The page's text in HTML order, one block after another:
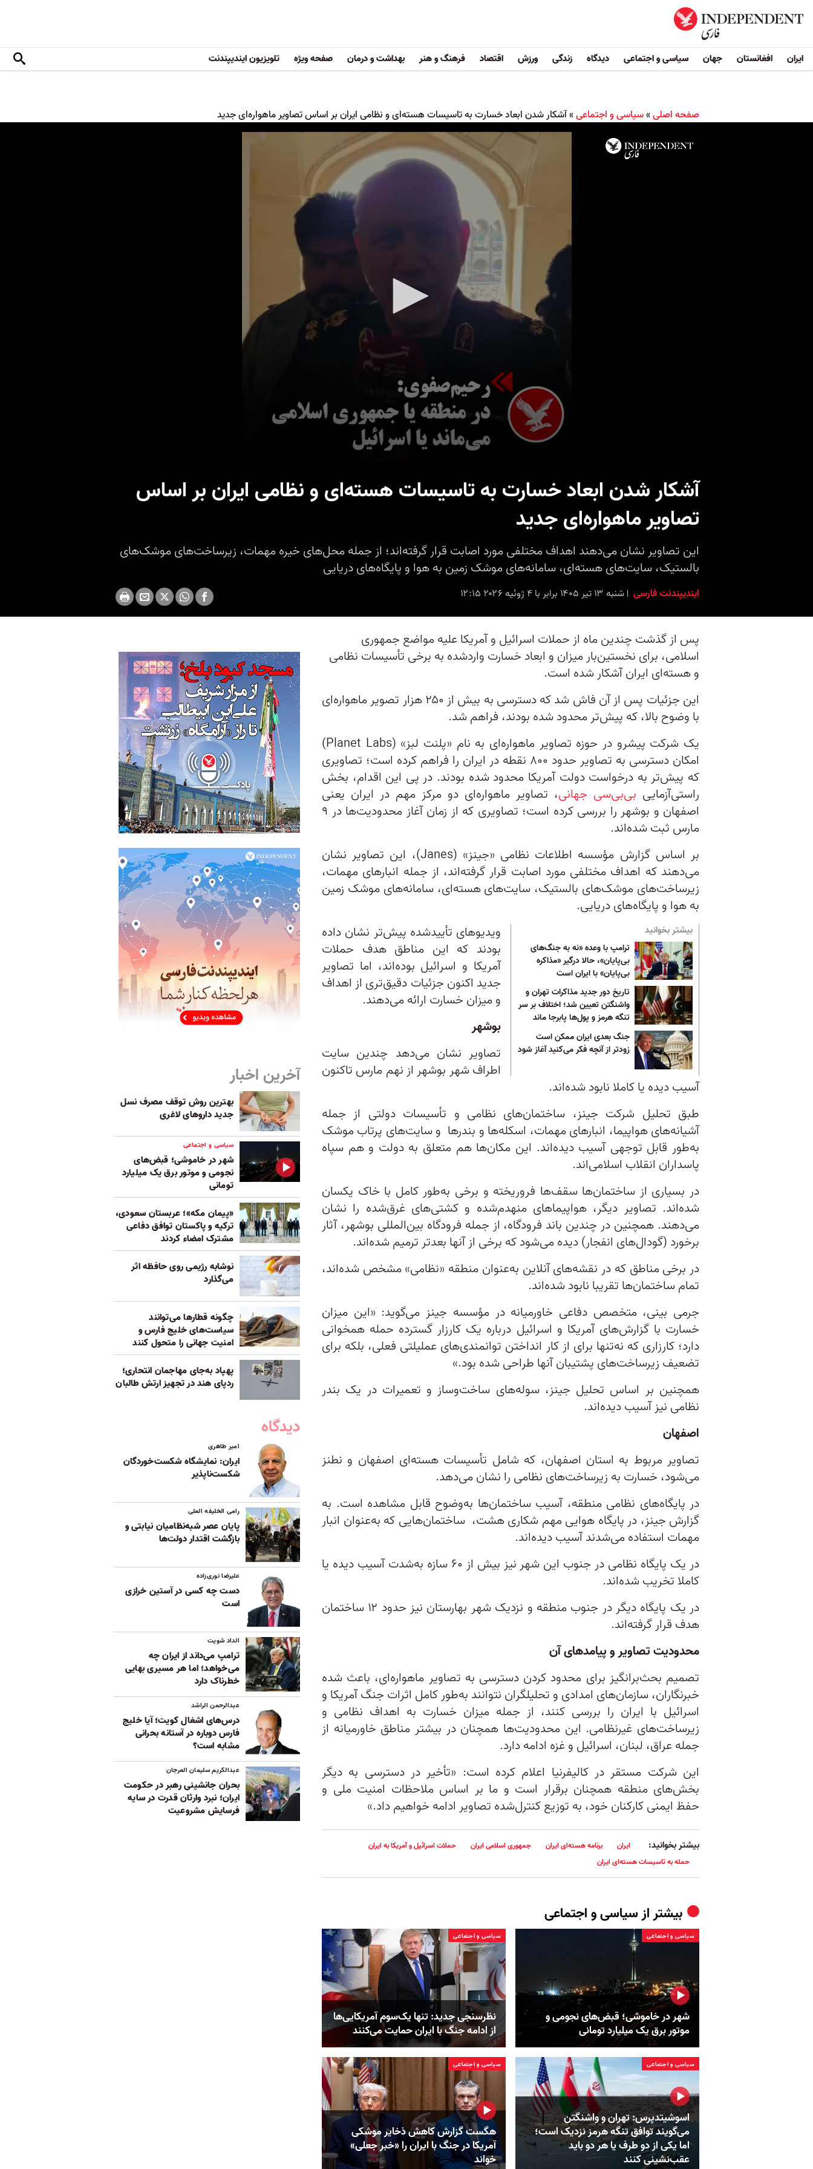
ایران افغانستان جهان سیاسی و اجتماعی دیدگاه زندگی ورزش اقتصاد فرهنگ و هنر بهداشت و درمان صفحه ویژه تلویزیون ایندیپندنت
صفحه اصلی»سیاسی و اجتماعی»آشکار شدن ابعاد خسارت‌ به تاسیسات هسته‌ای و نظامی ایران بر اساس تصاویر ماهواره‌ای جدید
secondsآشکار شدن ابعاد خسارت‌ به تاسیسات هسته‌ای و نظامی ایران بر اساس
تصاویر ماهواره‌ای جدید
این تصاویر نشان می‌دهند اهداف مختلفی مورد اصابت قرار گرفته‌اند؛ از جمله محل‌های خیره مهمات، زیرساخت‌های موشک‌های
بالستیک، سایت‌های هسته‌ای، سامانه‌های موشک زمین به هوا و پایگاه‌های دریایی
ایندیپندنت فارسی شنبه ۱۳ تیر ۱۴۰۵ برابر با ۴ ژوئیه ۲۰۲۶ ۱۲:۱۵
پس از گذشت چندین ماه از حملات اسرائيل و آمریکا علیه مواضع جمهوری
اسلامی، برای نخستین‌بار میزان و ابعاد خسارت واردشده به برخی تأسیسات نظامی
و هسته‌ای ایران آشکار شده است.
این جزئيات پس از آن فاش شد که دسترسی به بیش از ۲۵۰ هزار تصویر ماهواره‌ای
با وضوح بالا، که پیش‌تر محدود شده بودند، فراهم شد.
یک شرکت پیشرو در حوزه تصاویر ماهواره‌ای به نام «پلنت لبز» (Planet Labs)
امکان دسترسی به تصاویر حدود ۸۰۰ نقطه در ایران را فراهم کرده است؛ تصاویری
که پیش‌تر به درخواست دولت آمریکا محدود شده بودند. در پی این اقدام، بخش
راستی‌آزمایی بی‌بی‌سی جهانی، تصاویر ماهواره‌ای دو مرکز مهم در ایران یعنی
اصفهان و بوشهر را بررسی کرده است؛ تصاویری که از زمان آغاز محدودیت‌ها در ۹
مارس ثبت شده‌اند.
بر اساس گزارش مؤسسه اطلاعات نظامی «جینز» (Janes)، این تصاویر نشان
می‌دهند که اهداف مختلفی مورد اصابت قرار گرفته‌اند، از جمله انبارهای مهمات،
زیرساخت‌های موشک‌های بالستیک، سایت‌های هسته‌ای، سامانه‌های موشک زمین
به هوا و پایگاه‌های دریایی.
بیشتر بخوانید
ترامپ با وعده «نه به جنگ‌های
بی‌پایان»، حالا درگیر «مذاکره
بی‌پایان» با ایران است
تاریخ دور جدید مذاکرات تهران و
واشنگتن تعیین شد؛ اختلاف بر سر
تنگه هرمز و پول‌ها پابرجا ماند
جنگ بعدی ایران ممکن است
زودتر از آنچه فکر می‌کنید آغاز شود
ویدیوهای تأییدشده پیش‌تر نشان داده
بودند که این مناطق هدف حملات
آمریکا و اسرائیل بوده‌اند، اما تصاویر
جدید اکنون جزئیات دقیق‌تری از اهداف
و میزان خسارت ارائه می‌دهند.
بوشهر
تصاویر نشان می‌دهد چندین سایت
اطراف شهر بوشهر از نهم مارس تاکنون
آسیب دیده یا کاملا نابود شده‌اند.
طبق تحلیل شرکت جینز، ساختمان‌های نظامی و تأسیسات دولتی از جمله
آشیانه‌های هواپیما، انبارهای مهمات، اسکله‌ها و بندرها و سایت‌های پرتاب موشک
به‌طور قابل توجهی آسیب دیده‌اند. این مکان‌ها هم متعلق به دولت و هم سپاه
پاسداران انقلاب اسلامی‌اند.
در بسیاری از ساختمان‌ها سقف‌ها فروریخته و برخی به‌طور کامل با خاک یکسان
شده‌اند. تصاویر دیگر، هواپیماهای منهدم‌شده و کشتی‌های غرق‌شده را نشان
می‌دهند. همچنین در چندین باند فرودگاه، از جمله فرودگاه بین‌المللی بوشهر، آثار
برخورد (گودال‌های انفجار) دیده می‌شود که برخی از آنها بعدتر ترمیم شده‌اند.
در برخی مناطق که در نقشه‌های آنلاین به‌عنوان منطقه «نظامی» مشخص شده‌اند،
تمام ساختمان‌ها تقریبا نابود شده‌اند.
جرمی بینی، متخصص دفاعی خاورمیانه در مؤسسه جینز می‌گوید: «این میزان
خسارت با گزارش‌های آمریکا و اسرائیل درباره یک کارزار گسترده حمله همخوانی
دارد؛ کارزاری که نه‌تنها برای از کار انداختن توانمندی‌های عملیلتی فعلی، بلکه برای
تضعیف زیرساخت‌های پشتیبان آنها طراحی شده بود.»
همچنین بر اساس تحلیل جینز، سوله‌های ساخت‌وساز و تعمیرات در یک بندر
نظامی نیز آسیب دیده‌اند.
اصفهان
تصاویر مربوط به استان اصفهان، که شامل تأسیسات هسته‌ای اصفهان و نطنز
می‌شود، خسارت به زیرساخت‌های نظامی را نشان می‌دهد.
در پایگاه‌های نظامی منطقه، آسیب ساختمان‌ها به‌وضوح قابل مشاهده است. به
گزارش جینز، در پایگاه هوایی مهم شکاری هشت، ساختمان‌هایی که به‌عنوان انبار
مهمات استفاده می‌شدند آسیب دیده‌اند.
در یک پایگاه نظامی در جنوب این شهر نیز بیش از ۶۰ سازه به‌شدت آسیب دیده یا
کاملا تخریب شده‌اند.
در یک پایگاه دیگر در جنوب منطقه و نزدیک شهر بهارستان نیز حدود ۱۲ ساختمان
هدف قرار گرفته‌اند.
محدودیت تصاویر و پیامدهای آن
تصمیم بحث‌برانگیز برای محدود کردن دسترسی به تصاویر ماهواره‌ای، باعث شده
خبرنگاران، سازمان‌های امدادی و تحلیلگران نتوانند به‌طور کامل اثرات جنگ آمریکا و
اسرائیل با ایران را بررسی کنند، از جمله میزان خسارت به اهداف نظامی و
زیرساخت‌های غیرنظامی. این محدودیت‌ها همچنان در بیشتر مناطق خاورمیانه از
جمله عراق، لبنان، اسرائیل و غزه ادامه دارد.
این شرکت مستقر در کالیفرنیا اعلام کرده است: «تأخیر در دسترسی به دیگر
بخش‌های منطقه همچنان برقرار است و ما بر اساس ملاحظات امنیت ملی و
حفظ ایمنی کارکنان خود، به توزیع کنترل‌شده تصاویر ادامه خواهیم داد.»
بیشتر بخوانید: ایران برنامه هسته‌ای ایران جمهوری اسلامی ایران
حملات اسرائیل و آمریکا به ایران
حمله به تاسیسات هسته‌ای ایران
بیشتر ازسیاسی و اجتماعی
سیاسی و اجتماعی
شهر در خاموشی؛ قبض‌های نجومی و
موتور برق یک میلیارد تومانی
سیاسی و اجتماعی
نظرسنجی جدید: تنها یک‌سوم آمریکایی‌ها
از ادامه جنگ با ایران حمایت می‌کنند
سیاسی و اجتماعی
اسوشیتدپرس: تهران و واشنگتن
می‌گویند توافق تنگه هرمز نزدیک است؛
اما یکی از دو طرف یا هر دو باید
عقب‌نشینی کنند
سیاسی و اجتماعی
هگست گزارش کاهش ذخایر موشکی
آمریکا در جنگ با ایران را «خبر جعلی»
خواند
آخرین اخبار
بهترین روش توقف مصرف نسل
جدید داروهای لاغری
سیاسی و اجتماعی
شهر در خاموشی؛ قبض‌های
نجومی و موتور برق یک میلیارد
تومانی
«پیمان مکه»؛ عربستان سعودی،
ترکیه و پاکستان توافق دفاعی
مشترک امضاء کردند
نوشابه رژیمی روی حافظه اثر
می‌گذارد
چگونه قطارها می‌توانند
سیاست‌های خلیج فارس و
امنیت جهانی را متحول کنند
پهپاد به‌جای مهاجمان انتحاری؛
ردپای هند در تجهیز ارتش طالبان
دیدگاه
امیر طاهری
ایران: نمایشگاه شکست‌خوردگان
شکست‌ناپذیر
رامی الخلیفه العلی
پایان عصر شبه‌نظامیان نیابتی و
بازگشت اقتدار دولت‌ها
علیرضا نوری‌زاده
دست چه کسی در آستین خرازی
است
الداد شویت
ترامپ می‌داند از ایران چه
می‌خواهد؛ اما هر مسیری بهایی
خطرناک دارد
عبدالرحمن الراشد
درس‌های اشغال کویت؛ آیا خلیج
فارس دوباره در آستانه بحرانی
مشابه است؟
عبدالکریم سلیمان العرجان
بحران جانشینی رهبر در حکومت
ایران؛ نبرد وارثان قدرت در سایه
فرسایش مشروعیت